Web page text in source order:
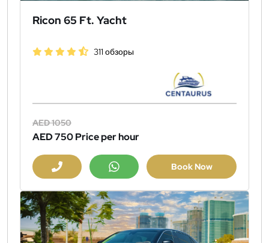
Ricon 65 Ft. Yacht
311 обзоры
AED 1050
AED 750Price per hour
Book Now